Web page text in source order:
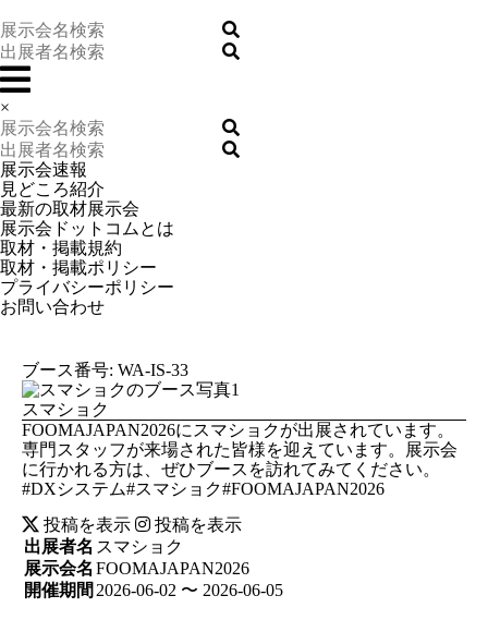
×
展示会速報
見どころ紹介
最新の取材展示会
展示会ドットコムとは
取材・掲載規約
取材・掲載ポリシー
プライバシーポリシー
お問い合わせ
ブース番号: WA-IS-33
スマショク
FOOMAJAPAN2026にスマショクが出展されています。
専門スタッフが来場された皆様を迎えています。展示会
に行かれる方は、ぜひブースを訪れてみてください。
#DXシステム#スマショク#FOOMAJAPAN2026
投稿を表示
投稿を表示
出展者名 スマショク
展示会名 FOOMAJAPAN2026
開催期間 2026-06-02 〜 2026-06-05